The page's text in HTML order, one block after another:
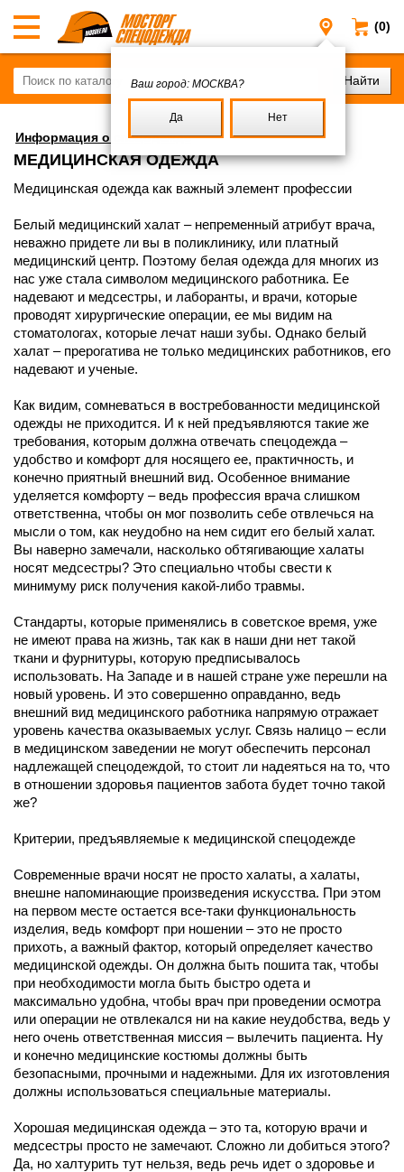
(0)
Москва
Ваш город: МОСКВА?
Да Нет
Информация о спецодежде
МЕДИЦИНСКАЯ ОДЕЖДА
Медицинская одежда как важный элемент профессии
Белый медицинский халат – непременный атрибут врача,
неважно придете ли вы в поликлинику, или платный
медицинский центр. Поэтому белая одежда для многих из
нас уже стала символом медицинского работника. Ее
надевают и медсестры, и лаборанты, и врачи, которые
проводят хирургические операции, ее мы видим на
стоматологах, которые лечат наши зубы. Однако белый
халат – прерогатива не только медицинских работников, его
надевают и ученые.
Как видим, сомневаться в востребованности медицинской
одежды не приходится. И к ней предъявляются такие же
требования, которым должна отвечать спецодежда –
удобство и комфорт для носящего ее, практичность, и
конечно приятный внешний вид. Особенное внимание
уделяется комфорту – ведь профессия врача слишком
ответственна, чтобы он мог позволить себе отвлечься на
мысли о том, как неудобно на нем сидит его белый халат.
Вы наверно замечали, насколько обтягивающие халаты
носят медсестры? Это специально чтобы свести к
минимуму риск получения какой-либо травмы.
Стандарты, которые применялись в советское время, уже
не имеют права на жизнь, так как в наши дни нет такой
ткани и фурнитуры, которую предписывалось
использовать. На Западе и в нашей стране уже перешли на
новый уровень. И это совершенно оправданно, ведь
внешний вид медицинского работника напрямую отражает
уровень качества оказываемых услуг. Связь налицо – если
в медицинском заведении не могут обеспечить персонал
надлежащей спецодеждой, то стоит ли надеяться на то, что
в отношении здоровья пациентов забота будет точно такой
же?
Критерии, предъявляемые к медицинской спецодежде
Современные врачи носят не просто халаты, а халаты,
внешне напоминающие произведения искусства. При этом
на первом месте остается все-таки функциональность
изделия, ведь комфорт при ношении – это не просто
прихоть, а важный фактор, который определяет качество
медицинской одежды. Он должна быть пошита так, чтобы
при необходимости могла быть быстро одета и
максимально удобна, чтобы врач при проведении осмотра
или операции не отвлекался ни на какие неудобства, ведь у
него очень ответственная миссия – вылечить пациента. Ну
и конечно медицинские костюмы должны быть
безопасными, прочными и надежными. Для их изготовления
должны использоваться специальные материалы.
Хорошая медицинская одежда – это та, которую врачи и
медсестры просто не замечают. Сложно ли добиться этого?
Да, но халтурить тут нельзя, ведь речь идет о здоровье и